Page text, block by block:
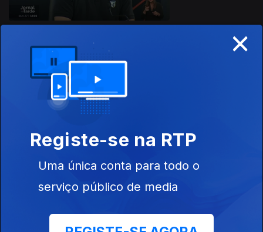
×
Registe-se na RTP
Uma única conta para todo o
serviço público de media